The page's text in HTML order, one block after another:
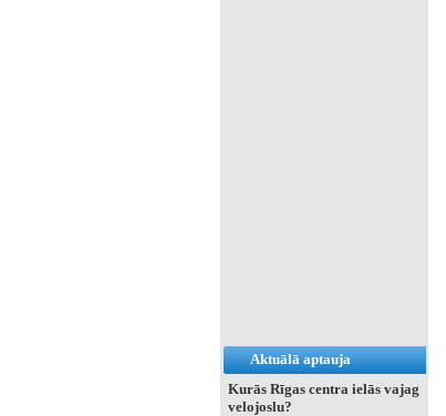
Aktuālā aptauja
Kurās Rīgas centra ielās vajag
velojoslu?